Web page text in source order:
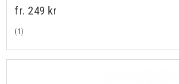
fr. 249 kr
(1)